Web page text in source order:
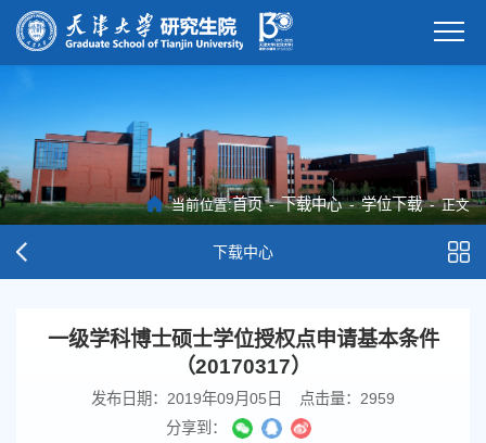
当前位置:首页 - 下载中心 - 学位下载 - 正文
下载中心
一级学科博士硕士学位授权点申请基本条件
（20170317）
发布日期：2019年09月05日 点击量： 2959
分享到：